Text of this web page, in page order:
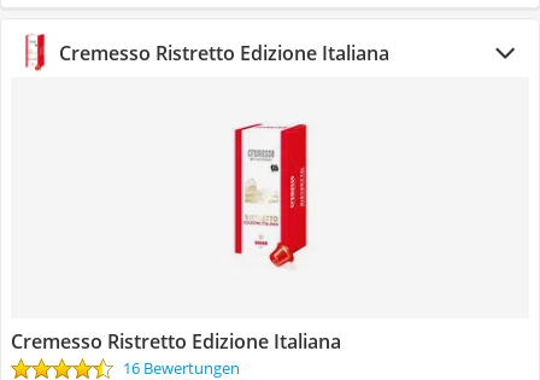
Cremesso Ristretto Edizione Italiana
Cremesso Ristretto Edizione Italiana
16 Bewertungen